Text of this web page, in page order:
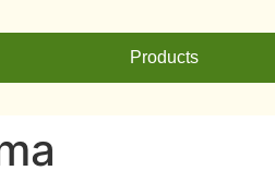
Products